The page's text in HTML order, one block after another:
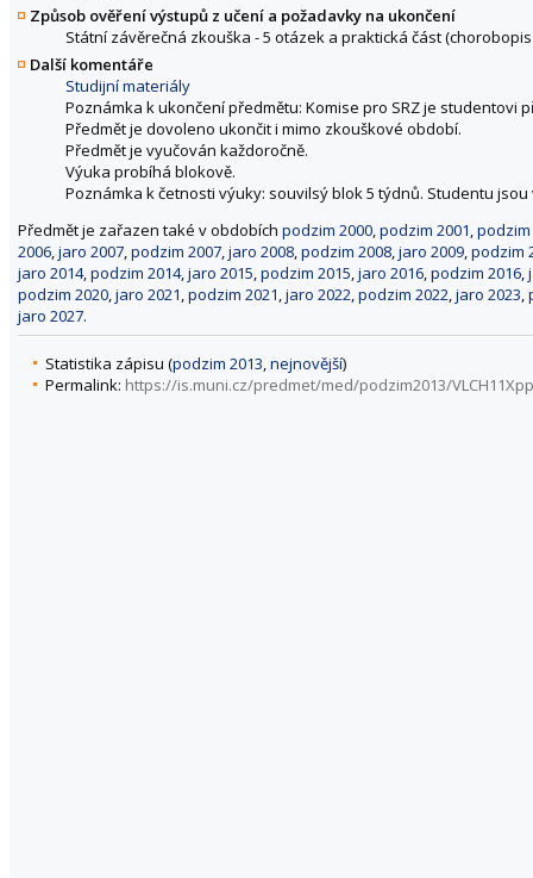
Způsob ověření výstupů z učení a požadavky na ukončení
Státní závěrečná zkouška - 5 otázek a praktická část
Další komentáře
Studijní materiály
Poznámka k ukončení předmětu: Komise pro SRZ je studentovi
Předmět je dovoleno ukončit i mimo zkouškové období.
Předmět je vyučován každoročně.
Výuka probíhá blokově.
Poznámka k četnosti výuky: souvilsý blok 5 týdnů. Studentu
Předmět je zařazen také v obdobích podzim 2000,podzim 2001,podzim
2006,jaro 2007,podzim 2007,jaro 2008,podzim 2008,jaro 2009,podzim
jaro 2014,podzim 2014,jaro 2015,podzim 2015,jaro 2016,podzim 2016,
podzim 2020,jaro 2021,podzim 2021,jaro 2022,podzim 2022,jaro 2023,
jaro 2027.
Statistika zápisu (podzim 2013,nejnovější)
Permalink: https://is.muni.cz/predmet/med/podzim2013/VLCH11Xpp